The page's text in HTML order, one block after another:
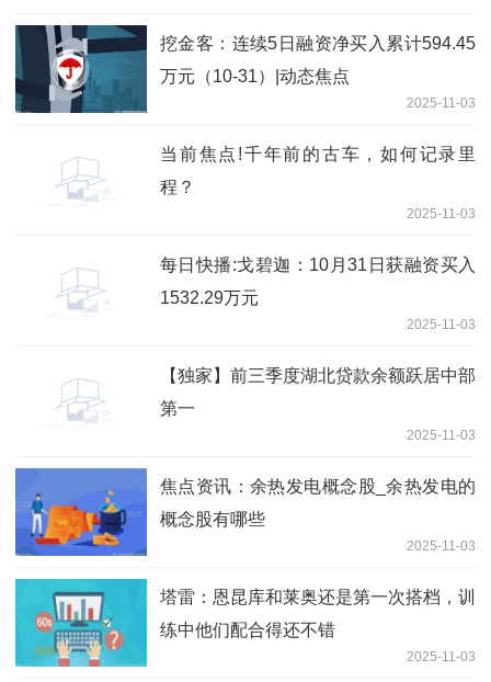
挖金客：连续5日融资净买入累计594.45
万元（10-31）|动态焦点
2025-11-03
当前焦点!千年前的古车，如何记录里
程？
2025-11-03
每日快播:戈碧迦：10月31日获融资买入
1532.29万元
2025-11-03
【独家】前三季度湖北贷款余额跃居中部
第一
2025-11-03
焦点资讯：余热发电概念股_余热发电的
概念股有哪些
2025-11-03
塔雷：恩昆库和莱奥还是第一次搭档，训
练中他们配合得还不错
2025-11-03